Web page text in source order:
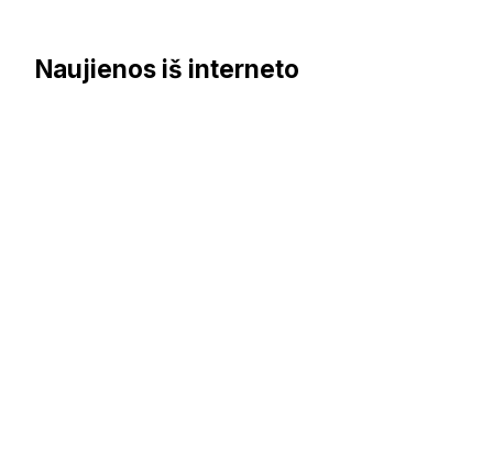
Naujienos iš interneto